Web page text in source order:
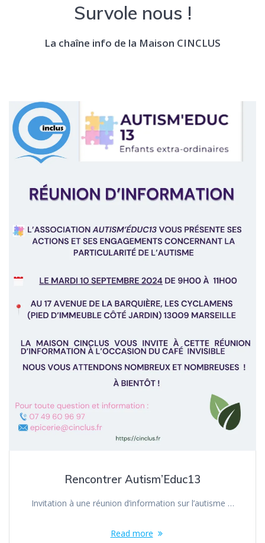
Survole nous !
La chaîne info de la Maison CINCLUS
Rencontrer Autism’Educ13
Invitation à une réunion d’information sur l’autisme …
Read more